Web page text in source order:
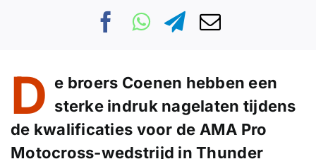
D e broers Coenen hebben een
sterke indruk nagelaten tijdens
de kwalificaties voor de AMA Pro
Motocross-wedstrijd in Thunder